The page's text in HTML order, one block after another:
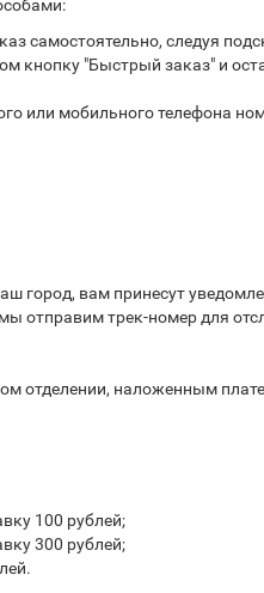
самостоятельно, следуя
кнопку "Быстрый заказ" и
или мобильного телефона
город, вам принесут
отправим трек-номер для
отделении, наложенным
100 рублей;
300 рублей;